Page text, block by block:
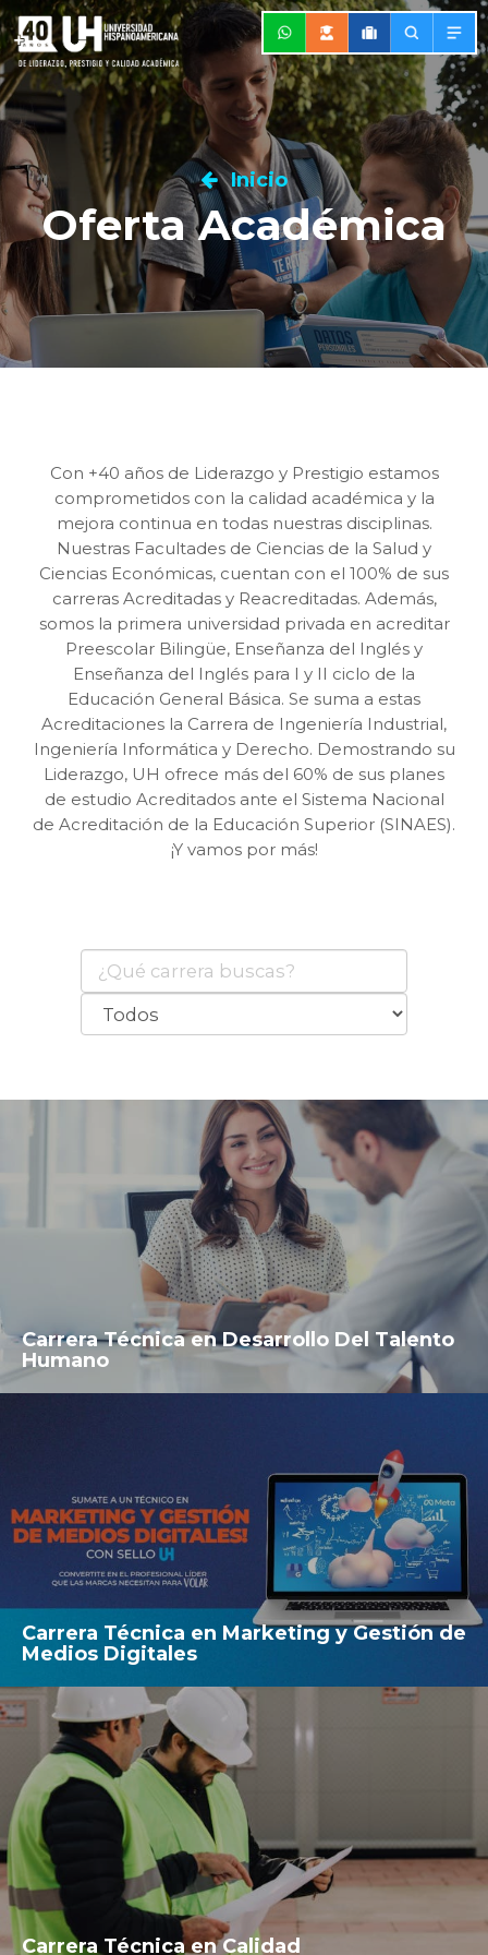
Inicio
Oferta Académica
Con +40 años de Liderazgo y Prestigio estamos
comprometidos con la calidad académica y la
mejora continua en todas nuestras disciplinas.
Nuestras Facultades de Ciencias de la Salud y
Ciencias Económicas, cuentan con el 100% de sus
carreras Acreditadas y Reacreditadas. Además,
somos la primera universidad privada en acreditar
Preescolar Bilingüe, Enseñanza del Inglés y
Enseñanza del Inglés para I y II ciclo de la
Educación General Básica. Se suma a estas
Acreditaciones la Carrera de Ingeniería Industrial,
Ingeniería Informática y Derecho. Demostrando su
Liderazgo, UH ofrece más del 60% de sus planes
de estudio Acreditados ante el Sistema Nacional
de Acreditación de la Educación Superior (SINAES).
¡Y vamos por más!
Carrera Técnica en Desarrollo Del Talento
Humano
Carrera Técnica en Marketing y Gestión de
Medios Digitales
Carrera Técnica en Calidad